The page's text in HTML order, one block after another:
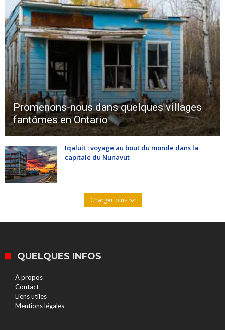
Promenons-nous dans quelques villages
fantômes en Ontario
Iqaluit : voyage au bout du monde dans la
capitale du Nunavut
Charger plus
QUELQUES INFOS
À propos
Contact
Liens utiles
Mentions légales